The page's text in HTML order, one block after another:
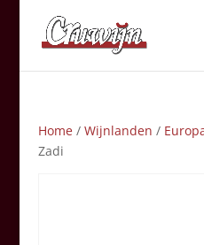
Home/ Wijnlanden /
Zadi